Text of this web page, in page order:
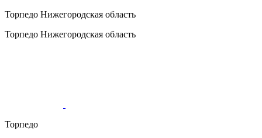
Торпедо Нижегородская область
Торпедо Нижегородская область
Торпедо